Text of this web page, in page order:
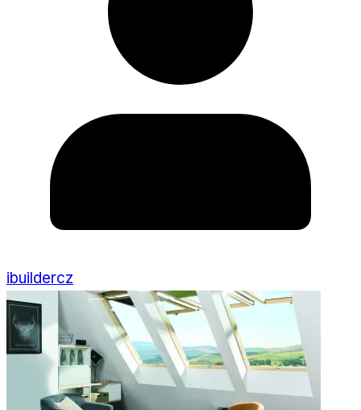
ibuildercz